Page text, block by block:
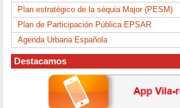
Plan estratégico de la séquia Major (PESM)
Plan de Participación Pública EPSAR
Agenda Urbana Española
Destacamos